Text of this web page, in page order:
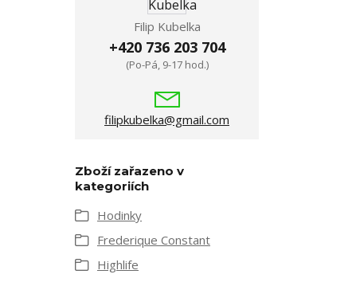
Filip Kubelka
+420 736 203 704
(Po-Pá, 9-17 hod.)
filipkubelka@gmail.com
Zboží zařazeno v
kategoriích
Hodinky
Frederique Constant
Highlife